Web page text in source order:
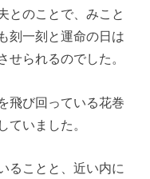
とのことで、みこと
刻一刻と運命の日は
せられるのでした。
飛び回っている花巻
ていました。
ることと、近い内に